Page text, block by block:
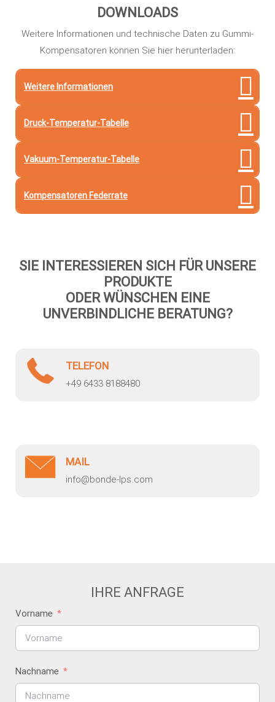
DOWNLOADS
Weitere Informationen und technische Daten zu Gummi-
Kompensatoren können Sie hier herunterladen:
Weitere Informationen
Druck-Temperatur-Tabelle
Vakuum-Temperatur-Tabelle
Kompensatoren Federrate
SIE INTERESSIEREN SICH FÜR UNSERE
PRODUKTE
ODER WÜNSCHEN EINE
UNVERBINDLICHE BERATUNG?
TELEFON
+49 6433 8188480
MAIL
info@bonde-lps.com
IHRE ANFRAGE
Vorname
Nachname